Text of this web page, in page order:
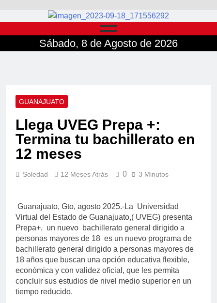
Sábado, 8 de Agosto de 2026
GUANAJUATO
Llega UVEG Prepa +:
Termina tu bachillerato en
12 meses
Soledad 12 Meses Atrás 0 3 Minutos
Guanajuato, Gto, agosto 2025.-La Universidad
Virtual del Estado de Guanajuato,( UVEG) presenta
Prepa+, un nuevo bachillerato general dirigido a
personas mayores de 18 es un nuevo programa de
bachillerato general dirigido a personas mayores de
18 años que buscan una opción educativa flexible,
económica y con validez oficial, que les permita
concluir sus estudios de nivel medio superior en un
tiempo reducido.